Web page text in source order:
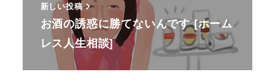
新しい投稿
お酒の誘惑に勝てないんです [ホーム
レス人生相談]